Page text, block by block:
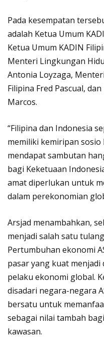
Pada kesempatan
adalah Ketua Umum
Ketua Umum KADIN
Menteri Lingkungan
Antonia Loyzaga,
Filipina Fred Pascual,
Marcos.
“Filipina dan Indonesia
memiliki kemiripan sosio
mendapat sambutan
bagi Keketuaan
amat diperlukan untuk
dalam perekonomian
Arsjad menambahkan,
menjadi salah satu
Pertumbuhan ekonomi
pasar yang kuat
pelaku ekonomi global.
disadari negara-negara
bersatu untuk
sebagai nilai tambah
kawasan.